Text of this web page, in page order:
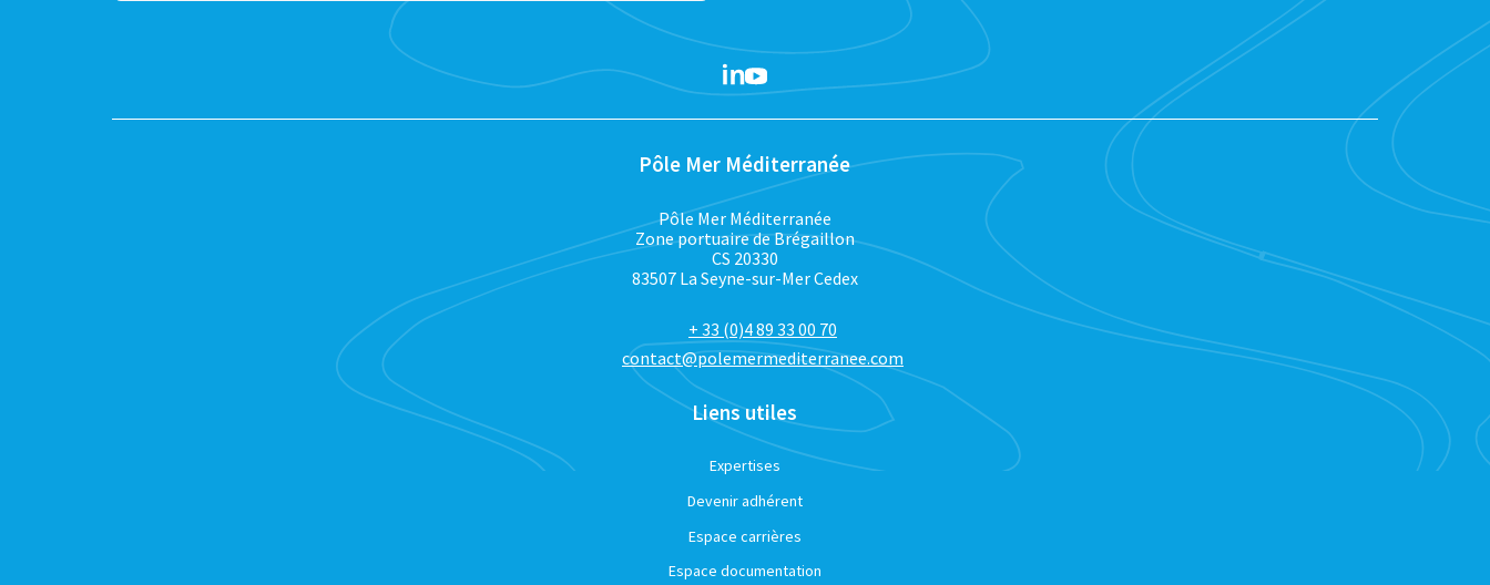
Pôle Mer Méditerranée
Pôle Mer Méditerranée
Zone portuaire de Brégaillon
CS 20330
83507 La Seyne-sur-Mer Cedex
+ 33 (0)4 89 33 00 70
contact@polemermediterranee.com
Liens utiles
Expertises
Devenir adhérent
Espace carrières
Espace documentation